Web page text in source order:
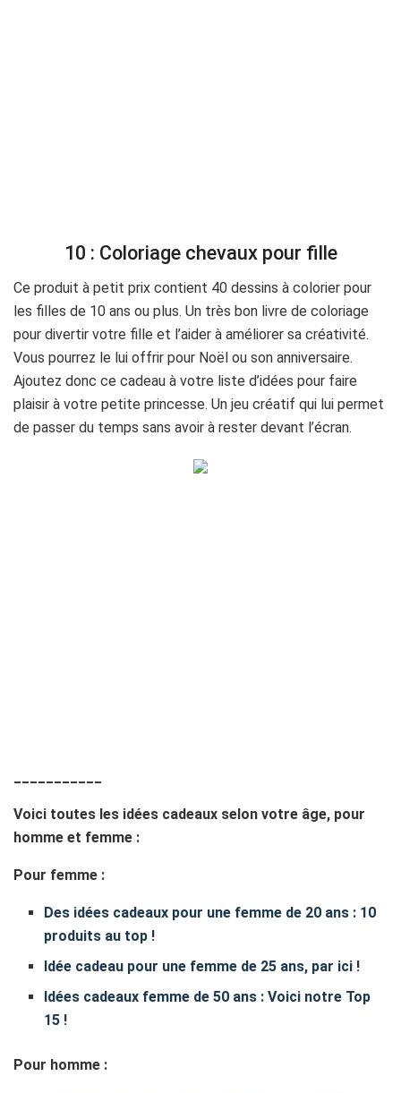
10 : Coloriage chevaux pour fille
Ce produit à petit prix contient 40 dessins à colorier pour
les filles de 10 ans ou plus. Un très bon livre de coloriage
pour divertir votre fille et l’aider à améliorer sa créativité.
Vous pourrez le lui offrir pour Noël ou son anniversaire.
Ajoutez donc ce cadeau à votre liste d’idées pour faire
plaisir à votre petite princesse. Un jeu créatif qui lui permet
de passer du temps sans avoir à rester devant l’écran.
Voici toutes les idées cadeaux selon votre âge, pour
homme et femme :
Pour femme :
Des idées cadeaux pour une femme de 20 ans : 10
produits au top !
Idée cadeau pour une femme de 25 ans, par ici !
Idées cadeaux femme de 50 ans : Voici notre Top
15 !
Pour homme :